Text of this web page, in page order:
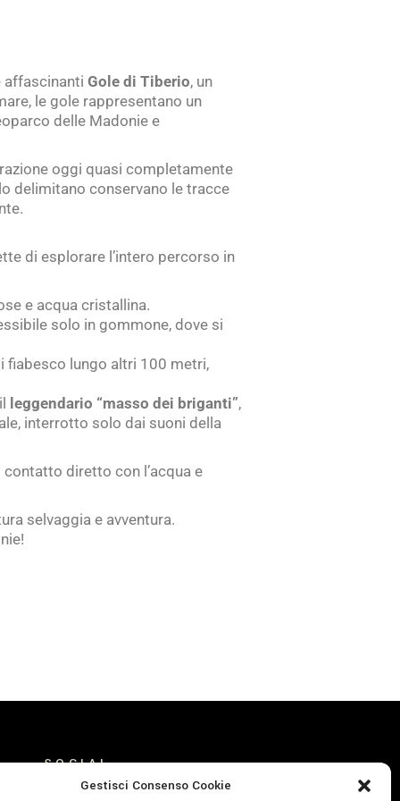
Gestisci Consenso Cookie
affascinanti Gole di Tiberio, un
le gole rappresentano un
delle Madonie e
oggi quasi completamente
delimitano conservano le tracce
di esplorare l’intero percorso in
e acqua cristallina.
solo in gommone, dove si
fiabesco lungo altri 100 metri,
leggendario “masso dei briganti”,
interrotto solo dai suoni della
contatto diretto con l’acqua e
selvaggia e avventura.
SOCIAL